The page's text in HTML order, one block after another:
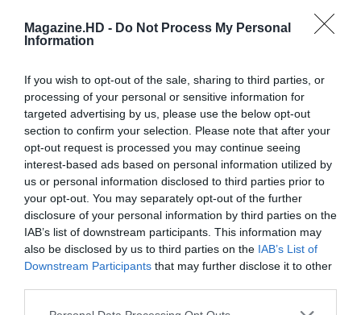
Magazine.HD - Do Not Process My Personal
Information
If you wish to opt-out of the sale, sharing to third parties, or
processing of your personal or sensitive information for
targeted advertising by us, please use the below opt-out
section to confirm your selection. Please note that after your
opt-out request is processed you may continue seeing
interest-based ads based on personal information utilized by
us or personal information disclosed to third parties prior to
your opt-out. You may separately opt-out of the further
disclosure of your personal information by third parties on the
IAB’s list of downstream participants. This information may
also be disclosed by us to third parties on the IAB’s List of
Downstream Participants that may further disclose it to other
Guardar o meu nome, email e site neste navegador
para a próxima vez que eu comentar.
Sim, adicione-me à mailing list da Newsletter MHD